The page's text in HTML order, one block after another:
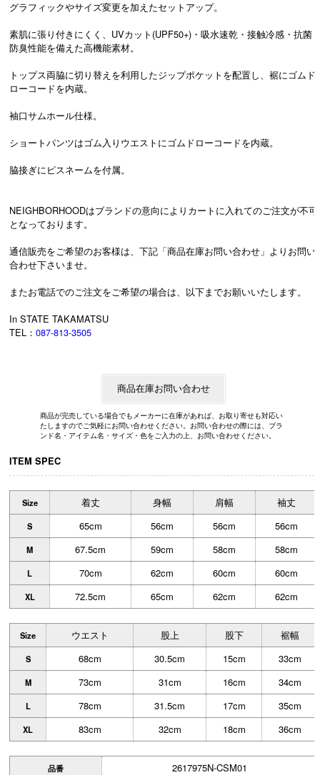
グラフィックやサイズ変更を加えたセットアップ。
素肌に張り付きにくく、UVカット(UPF50+)・吸水速乾・接触冷感・抗菌
防臭性能を備えた高機能素材。
トップス両脇に切り替えを利用したジップポケットを配置し、裾にゴムド
ローコードを内蔵。
袖口サムホール仕様。
ショートパンツはゴム入りウエストにゴムドローコードを内蔵。
脇接ぎにピスネームを付属。
NEIGHBORHOODはブランドの意向によりカートに入れてのご注文が不可
となっております。
通信販売をご希望のお客様は、下記「商品在庫お問い合わせ」よりお問い
合わせ下さいませ。
またお電話でのご注文をご希望の場合は、以下までお願いいたします。
In STATE TAKAMATSU
TEL： 087-813-3505
ITEM SPEC
Size 着丈 身幅 肩幅 袖丈
S 65cm 56cm 56cm 56cm
M 67.5cm 59cm 58cm 58cm
L 70cm 62cm 60cm 60cm
XL 72.5cm 65cm 62cm 62cm
Size ウエスト 股上 股下 裾幅
S 68cm 30.5cm 15cm 33cm
M 73cm 31cm 16cm 34cm
L 78cm 31.5cm 17cm 35cm
XL 83cm 32cm 18cm 36cm
品番 2617975N-CSM01